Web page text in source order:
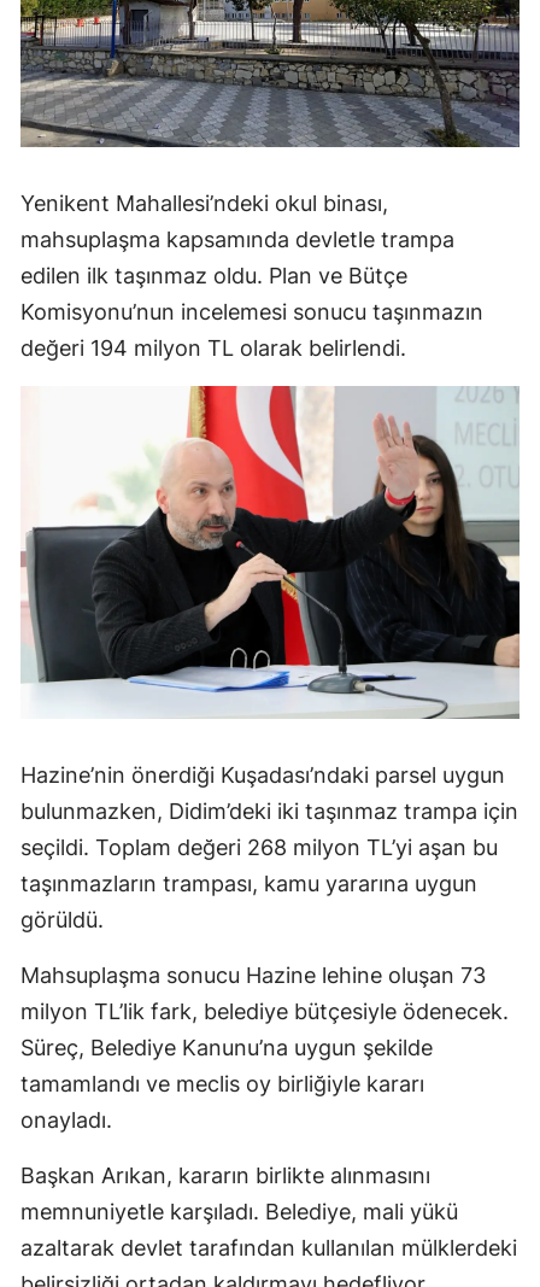
Yenikent Mahallesi’ndeki okul binası,
mahsuplaşma kapsamında devletle trampa
edilen ilk taşınmaz oldu. Plan ve Bütçe
Komisyonu’nun incelemesi sonucu taşınmazın
değeri 194 milyon TL olarak belirlendi.
Hazine’nin önerdiği Kuşadası’ndaki parsel uygun
bulunmazken, Didim’deki iki taşınmaz trampa için
seçildi. Toplam değeri 268 milyon TL’yi aşan bu
taşınmazların trampası, kamu yararına uygun
görüldü.
Mahsuplaşma sonucu Hazine lehine oluşan 73
milyon TL’lik fark, belediye bütçesiyle ödenecek.
Süreç, Belediye Kanunu’na uygun şekilde
tamamlandı ve meclis oy birliğiyle kararı
onayladı.
Başkan Arıkan, kararın birlikte alınmasını
memnuniyetle karşıladı. Belediye, mali yükü
azaltarak devlet tarafından kullanılan mülklerdeki